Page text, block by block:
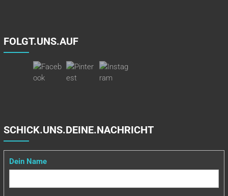
FOLGT.UNS.AUF
SCHICK.UNS.DEINE.NACHRICHT
Dein Name